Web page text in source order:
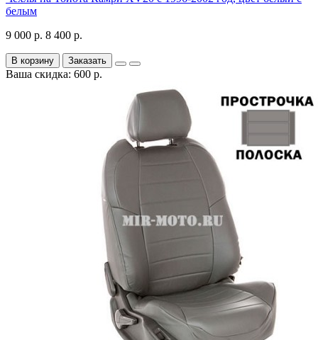
белым
9 000 р. 8 400 р.
В корзину Заказать
Ваша скидка: 600 р.